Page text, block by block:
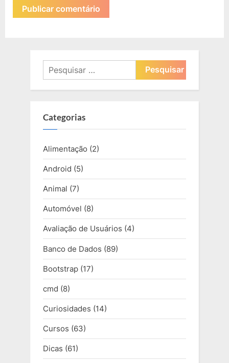
Pesquisar
por:
Categorias
Alimentação (2)
Android (5)
Animal (7)
Automóvel (8)
Avaliação de Usuários (4)
Banco de Dados (89)
Bootstrap (17)
cmd (8)
Curiosidades (14)
Cursos (63)
Dicas (61)